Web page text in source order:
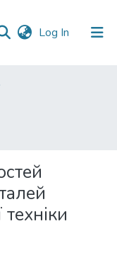
Log In (current)